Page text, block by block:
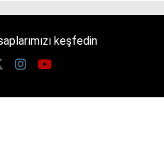
keşfedin